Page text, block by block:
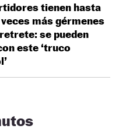
tienen hasta
más gérmenes
se pueden
este ‘truco